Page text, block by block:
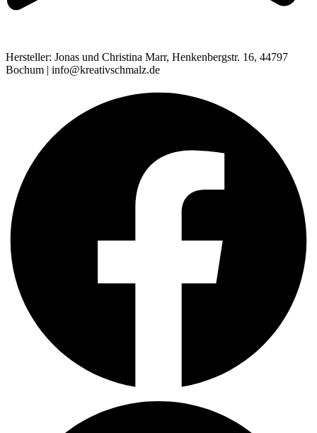
Hersteller: Jonas und Christina Marr, Henkenbergstr. 16, 44797
Bochum | info@kreativschmalz.de